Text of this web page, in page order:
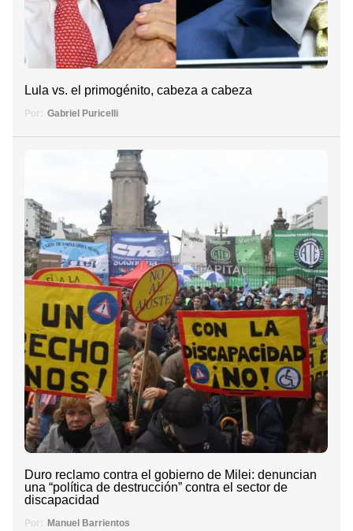
Lula vs. el primogénito, cabeza a cabeza
Por: Gabriel Puricelli
Duro reclamo contra el gobierno de Milei: denuncian
una “política de destrucción” contra el sector de
discapacidad
Por: Manuel Barrientos